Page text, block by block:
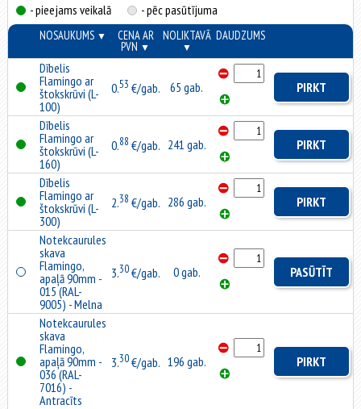
- pieejams veikalā
- pēc pasūtījuma
NOSAUKUMS ▼ CENA AR
PVN ▼
NOLIKTAVĀ
▼
DAUDZUMS
Dībelis
Flamingo ar
štokskrūvi (L-
100)
0.53 €/gab. 65 gab. PIRKT
Dībelis
Flamingo ar
štokskrūvi (L-
160)
0.88 €/gab. 241 gab. PIRKT
Dībelis
Flamingo ar
štokskrūvi (L-
300)
2.38 €/gab. 286 gab. PIRKT
Notekcaurules
skava
Flamingo,
apaļā 90mm -
015 (RAL-
9005) - Melna
3.30€/gab. 0 gab. PASŪTĪT
Notekcaurules
skava
Flamingo,
apaļā 90mm -
036 (RAL-
7016) -
Antracīts
3.30€/gab. 196 gab. PIRKT